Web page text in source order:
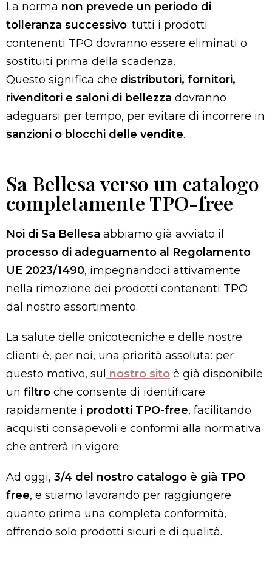
La norma non prevede un periodo di
tolleranza successivo: tutti i prodotti
contenenti TPO dovranno essere eliminati o
sostituiti prima della scadenza.
Questo significa che distributori, fornitori,
rivenditori e saloni di bellezza dovranno
adeguarsi per tempo, per evitare di incorrere in
sanzioni o blocchi delle vendite.
Sa Bellesa verso un catalogo
completamente TPO-free
Noi di Sa Bellesa abbiamo già avviato il
processo di adeguamento al Regolamento
UE 2023/1490, impegnandoci attivamente
nella rimozione dei prodotti contenenti TPO
dal nostro assortimento.
La salute delle onicotecniche e delle nostre
clienti è, per noi, una priorità assoluta: per
questo motivo, sul nostro sito è già disponibile
un filtro che consente di identificare
rapidamente i prodotti TPO-free, facilitando
acquisti consapevoli e conformi alla normativa
che entrerà in vigore.
Ad oggi, 3/4 del nostro catalogo è già TPO
free, e stiamo lavorando per raggiungere
quanto prima una completa conformità,
offrendo solo prodotti sicuri e di qualità.